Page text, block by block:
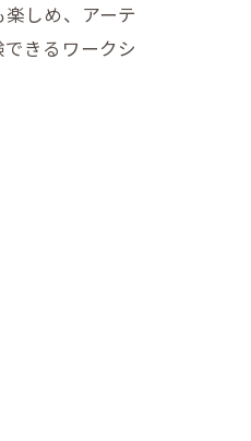
しめ、アーテ
きるワークシ